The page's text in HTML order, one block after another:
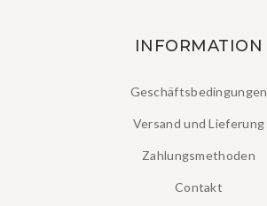
INFORMATION
Geschäftsbedingungen
Versand und Lieferung
Zahlungsmethoden
Contakt